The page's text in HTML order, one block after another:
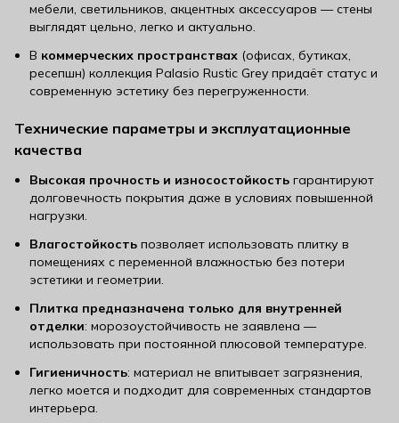
мебели, светильников, акцентных аксессуаров — стены
выглядят цельно, легко и актуально.
В коммерческих пространствах (офисах, бутиках,
ресепшн) коллекция Palasio Rustic Grey придаёт статус и
современную эстетику без перегруженности.
Технические параметры и эксплуатационные
качества
Высокая прочность и износостойкость гарантируют
долговечность покрытия даже в условиях повышенной
нагрузки.
Влагостойкость позволяет использовать плитку в
помещениях с переменной влажностью без потери
эстетики и геометрии.
Плитка предназначена только для внутренней
отделки: морозоустойчивость не заявлена —
использовать при постоянной плюсовой температуре.
Гигиеничность: материал не впитывает загрязнения,
легко моется и подходит для современных стандартов
интерьера.